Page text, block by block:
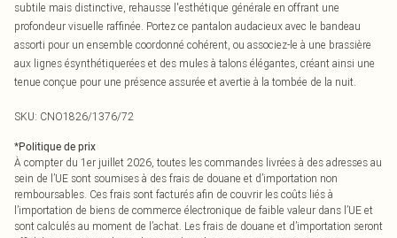
subtile mais distinctive, rehausse l'esthétique générale en offrant une
profondeur visuelle raffinée. Portez ce pantalon audacieux avec le bandeau
assorti pour un ensemble coordonné cohérent, ou associez-le à une brassière
aux lignes ésynthétiquerées et des mules à talons élégantes, créant ainsi une
tenue conçue pour une présence assurée et avertie à la tombée de la nuit.
SKU: CNO1826/1376/72
*Politique de prix
À compter du 1er juillet 2026, toutes les commandes livrées à des adresses au
sein de l’UE sont soumises à des frais de douane et d’importation non
remboursables. Ces frais sont facturés afin de couvrir les coûts liés à
l’importation de biens de commerce électronique de faible valeur dans l’UE et
sont calculés au moment de l’achat. Les frais de douane et d’importation seront